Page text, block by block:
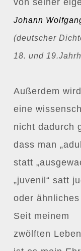
von seiner
Johann
(deutscher
18. und
Außerdem
eine
nicht dadurch
dass man
statt
„juvenil“ satt
oder
Seit meinem
zwölften